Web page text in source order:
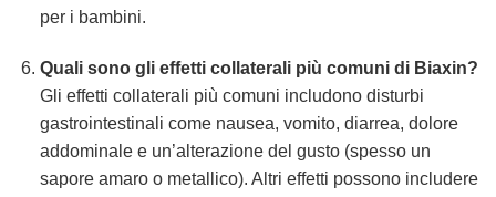
per i bambini.
Quali sono gli effetti collaterali più comuni di Biaxin?
Gli effetti collaterali più comuni includono disturbi
gastrointestinali come nausea, vomito, diarrea, dolore
addominale e un’alterazione del gusto (spesso un
sapore amaro o metallico). Altri effetti possono includere